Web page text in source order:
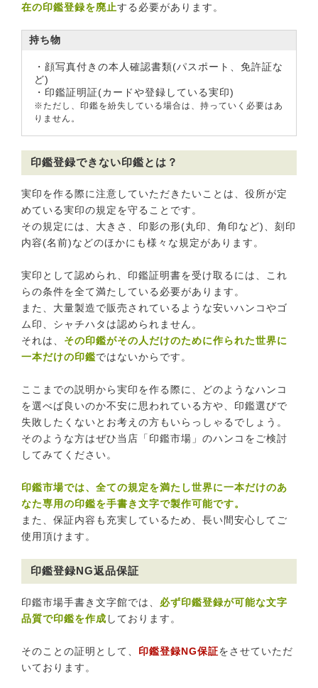
在の印鑑登録を廃止する必要があります。
持ち物
・顔写真付きの本人確認書類(パスポート、免許証な
ど)
・印鑑証明証(カードや登録している実印)
※ただし、印鑑を紛失している場合は、持っていく必要はあ
りません。
印鑑登録できない印鑑とは？
実印を作る際に注意していただきたいことは、役所が定
めている実印の規定を守ることです。
その規定には、大きさ、印影の形(丸印、角印など)、刻印
内容(名前)などのほかにも様々な規定があります。
実印として認められ、印鑑証明書を受け取るには、これ
らの条件を全て満たしている必要があります。
また、大量製造で販売されているような安いハンコやゴ
ム印、シャチハタは認められません。
それは、 その印鑑がその人だけのために作られた世界に
一本だけの印鑑ではないからです。
ここまでの説明から実印を作る際に、どのようなハンコ
を選べば良いのか不安に思われている方や、印鑑選びで
失敗したくないとお考えの方もいらっしゃるでしょう。
そのような方はぜひ当店「印鑑市場」のハンコをご検討
してみてください。
印鑑市場では、全ての規定を満たし世界に一本だけのあ
なた専用の印鑑を手書き文字で製作可能です。
また、保証内容も充実しているため、長い間安心してご
使用頂けます。
印鑑登録NG返品保証
印鑑市場手書き文字館では、 必ず印鑑登録が可能な文字
品質で印鑑を作成 しております。
そのことの証明として、 印鑑登録NG保証をさせていただ
いております。